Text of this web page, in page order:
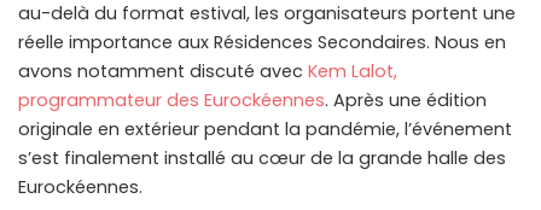
au-delà du format estival, les organisateurs portent une
réelle importance aux Résidences Secondaires. Nous en
avons notamment discuté avec Kem Lalot,
programmateur des Eurockéennes. Après une édition
originale en extérieur pendant la pandémie, l’événement
s’est finalement installé au cœur de la grande halle des
Eurockéennes.